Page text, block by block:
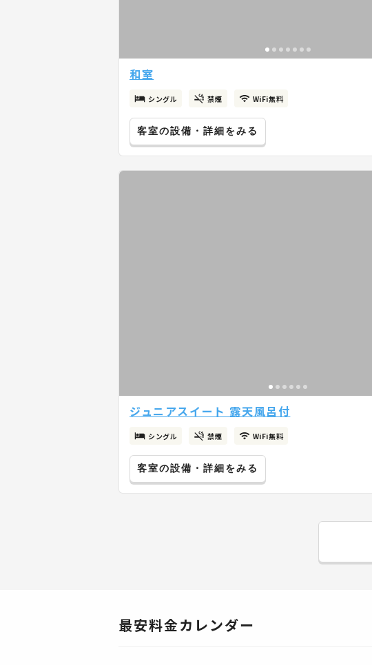
和室
シングル 禁煙 WiFi無料
客室の設備・詳細をみる
ジュニアスイート 露天風呂付
シングル 禁煙 WiFi無料
客室の設備・詳細をみる
最安料金カレンダー